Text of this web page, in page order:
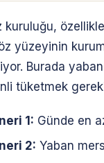
kuruluğu,
yüzeyinin
Burada
tüketmek
1: Günde en
2: Yaban